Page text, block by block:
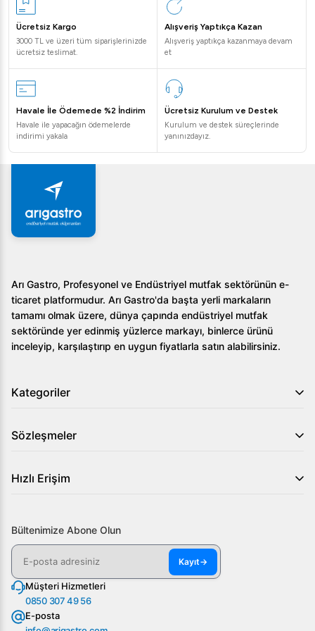
1.Teşhir dolabının iç hacmi yeterli midir?
Evet, 430 litrelik geniş hacmi sayesinde birçok ürünü
kolaylıkla sergileyebilirsiniz.
2.Dolabın yapısı hangi malzemelerden oluşuyor?
Gövde kısmı ahşap veya paslanmaz çelik seçenekleri
ile sunulmaktadır.
Enerji tüketimi ne kadardır?
Dolap 0.06 kW elektrik gücüne sahiptir, bu da enerji
tasarrufu yapmanıza yardımcı olur.
ihtiyaçlarına uyum sağlayacak ve ürünlerinizi şık bir şekilde
sergilemenizi sağlayacaktır. Daha fazla bilgi almak ve
siparişinizi oluşturmak için bizimle iletişime geçin.
Ücretsiz Kargo
3000 TL ve üzeri tüm siparişlerinizde
ücretsiz teslimat.
Alışveriş Yaptıkça Kazan
Alışveriş yaptıkça kazanmaya devam
et
Havale İle Ödemede %2 İndirim
Havale ile yapacağın ödemelerde
indirimi yakala
Ücretsiz Kurulum ve Destek
Kurulum ve destek süreçlerinde
yanınızdayız.
Arı Gastro, Profesyonel ve Endüstriyel mutfak sektörünün e-
ticaret platformudur. Arı Gastro'da başta yerli markaların
tamamı olmak üzere, dünya çapında endüstriyel mutfak
sektöründe yer edinmiş yüzlerce markayı, binlerce ürünü
inceleyip, karşılaştırıp en uygun fiyatlarla satın alabilirsiniz.
Kategoriler
Sözleşmeler
Hızlı Erişim
Bültenimize Abone Olun
Kayıt→
Müşteri Hizmetleri
0850 307 49 56
E-posta